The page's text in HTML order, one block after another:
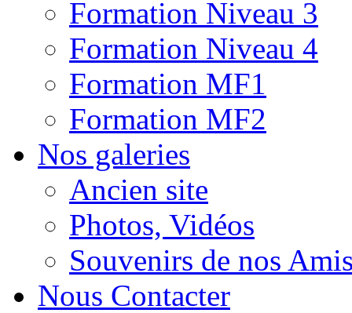
Formation Niveau 3
Formation Niveau 4
Formation MF1
Formation MF2
Nos galeries
Ancien site
Photos, Vidéos
Souvenirs de nos
Nous Contacter